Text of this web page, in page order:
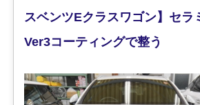
スベンツEクラスワゴン】セラ
Ver3コーティングで整う